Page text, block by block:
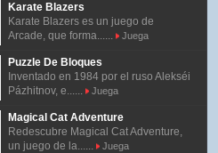
Karate Blazers
Karate Blazers es un juego de
Arcade, que forma......
Juega
Puzzle De Bloques
Inventado en 1984 por el ruso Alekséi
Pázhitnov, e......
Juega
Magical Cat Adventure
Redescubre Magical Cat Adventure,
un juego de la......
Juega